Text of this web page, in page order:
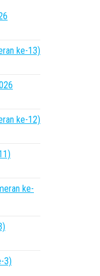
ke-13)
ke-12)
ke-
3)